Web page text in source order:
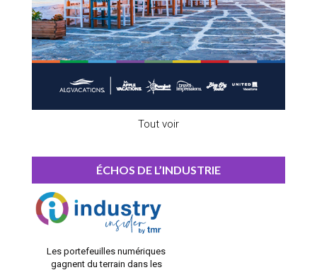
Tout voir
ÉCHOS DE L’INDUSTRIE
Les portefeuilles numériques
gagnent du terrain dans les